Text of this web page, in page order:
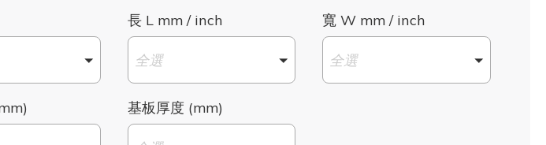
長 L mm / inch
全選
寬 W mm / inch
全選
基板厚度 (mm)